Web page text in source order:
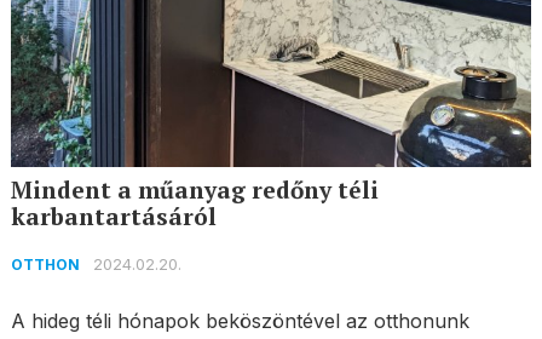
Mindent a műanyag redőny téli
karbantartásáról
OTTHON 2024.02.20.
A hideg téli hónapok beköszöntével az otthonunk